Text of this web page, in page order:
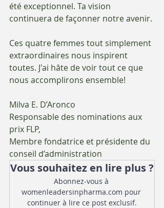
été exceptionnel. Ta vision
continuera de façonner notre avenir.
Ces quatre femmes tout simplement
extraordinaires nous inspirent
toutes. J'ai hâte de voir tout ce que
nous accomplirons ensemble!
Milva E. D’Aronco
Responsable des nominations aux
prix FLP,
Membre fondatrice et présidente du
conseil d’administration
Vous souhaitez en lire plus ?
Abonnez-vous à
womenleadersinpharma.com pour
continuer à lire ce post exclusif.